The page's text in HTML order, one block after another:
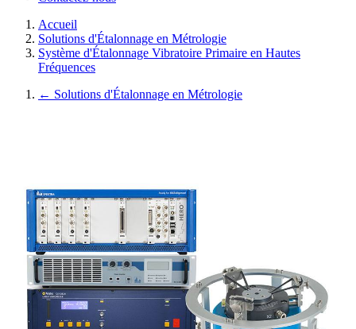
Accueil
Solutions d'Étalonnage en Métrologie
Système d'Étalonnage Vibratoire Primaire en Hautes
Fréquences
← Solutions d'Étalonnage en Métrologie